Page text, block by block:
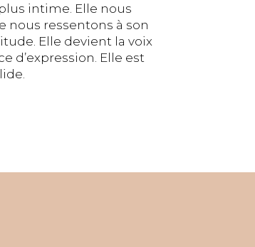
intime. Elle nous
ressentons à son
Elle devient la voix
d’expression. Elle est